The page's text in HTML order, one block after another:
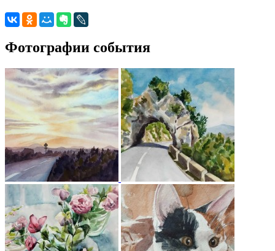
Фотографии события